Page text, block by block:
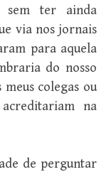
sem ter ainda
via nos jornais
para aquela
do nosso
meus colegas ou
na
de perguntar